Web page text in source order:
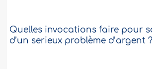
Quelles invocations faire pour
d’un serieux problème d’argent ?